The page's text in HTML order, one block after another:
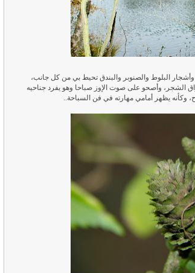
البلوط والصنوبر والبندق تحيط بي من كل جانب،
الشجر، وأصحو على صوت الإوز صباحا وهو يفرد جناحيه
وكأنه يظهر أمامي مهارته في فن السباحة..